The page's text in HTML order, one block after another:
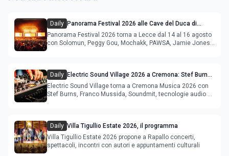
Daily Panorama Festival 2026 alle Cave del Duca di
Lecce: lineup e programma
Panorama Festival 2026 torna a Lecce dal 14 al 16 agosto
con Solomun, Peggy Gou, Mochakk, PAWSA, Jamie Jones
Daily Electric Sound Village 2026 a Cremona: Stef Burns,
Soundmit e Young Band Contest, il programma
Electric Sound Village torna a Cremona Musica 2026 con
Stef Burns, Franco Mussida, Soundmit, tecnologie audio e
Daily Villa Tigullio Estate 2026, il programma
Villa Tigullio Estate 2026 propone a Rapallo concerti,
spettacoli, incontri con autori e appuntamenti culturali